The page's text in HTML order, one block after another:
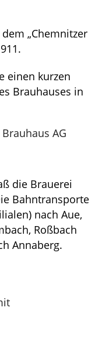
„Chemnitzer
einen kurzen
Brauhauses in
die Brauerei
Bahntransporte
nach Aue,
Roßbach
Annaberg.